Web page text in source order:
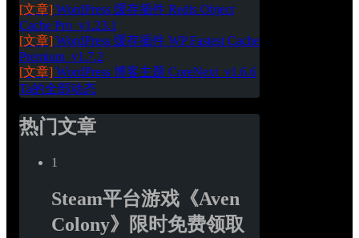
[文章] WordPress 缓存插件 Redis Object
Cache Pro_v1.23.1
[文章] WordPress 缓存插件 WP Fastest Cache
Premium_v1.7.2
[文章] WordPress 博客主题 CoreNext_v1.6.6
Ta的全部动态
热门文章
1
Steam平台游戏《Aven
Colony》限时免费领取